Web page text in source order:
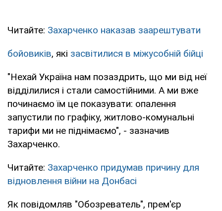
Читайте: Захарченко наказав заарештувати
бойовиків, які засвітилися в міжусобній бійці
"Нехай Україна нам позаздрить, що ми від неї
відділилися і стали самостійними. А ми вже
починаємо їм це показувати: опалення
запустили по графіку, житлово-комунальні
тарифи ми не піднімаємо", - зазначив
Захарченко.
Читайте: Захарченко придумав причину для
відновлення війни на Донбасі
Як повідомляв "Обозреватель", прем'єр